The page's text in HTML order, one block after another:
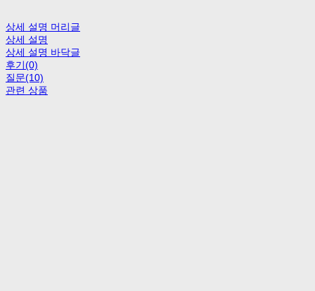
상세 설명 머리글
상세 설명
상세 설명 바닥글
후기(0)
질문(10)
관련 상품